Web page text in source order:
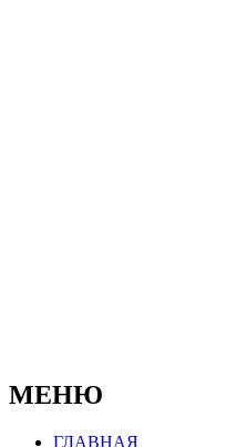
МЕНЮ
ГЛАВНАЯ